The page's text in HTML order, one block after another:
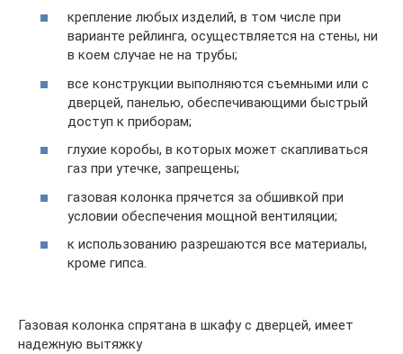
крепление любых изделий, в том числе при
варианте рейлинга, осуществляется на стены, ни
в коем случае не на трубы;
все конструкции выполняются съемными или с
дверцей, панелью, обеспечивающими быстрый
доступ к приборам;
глухие коробы, в которых может скапливаться
газ при утечке, запрещены;
газовая колонка прячется за обшивкой при
условии обеспечения мощной вентиляции;
к использованию разрешаются все материалы,
кроме гипса.
Газовая колонка спрятана в шкафу с дверцей, имеет
надежную вытяжку